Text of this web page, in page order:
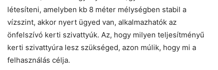
létesíteni, amelyben kb 8 méter mélységben stabil a
vízszint, akkor nyert ügyed van, alkalmazhatók az
önfelszívó kerti szivattyúk. Az, hogy milyen teljesítményű
kerti szivattyúra lesz szükséged, azon múlik, hogy mi a
felhasználás célja.